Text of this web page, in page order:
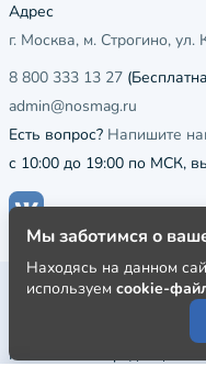
Адрес
г. Москва, м. Строгино, ул.
8 800 333 13 27
admin@nosmag.ru
Есть вопрос? Напишите
с 10:00 до 19:00 по МСК,
Публичная оферта
Пользовательское
Политика
Мы заботимся о
Находясь на данном
используем cookie-